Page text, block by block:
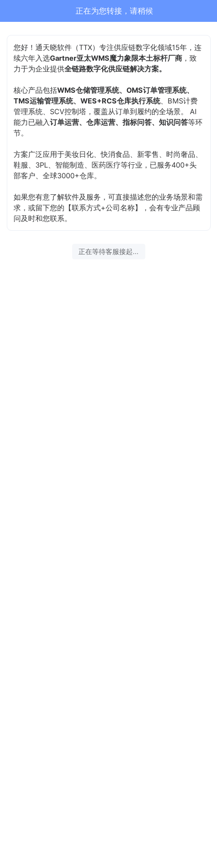
正在为您转接，请稍候
您好！通天晓软件（TTX）专注供应链数字化领域15年，连
续六年入选Gartner亚太WMS魔力象限本土标杆厂商 ，致
力于为企业提供全链路数字化供应链解决方案。
核心产品包括WMS仓储管理系统、OMS订单管理系统、
TMS运输管理系统、WES+RCS仓库执行系统、BMS计费
管理系统、SCV控制塔，覆盖从订单到履约的全场景。 AI
能力已融入订单运营、仓库运营、指标问答、知识问答等环
节。
方案广泛应用于美妆日化、快消食品、新零售、时尚奢品、
鞋服、3PL、智能制造、医药医疗等行业，已服务400+头
部客户、全球3000+仓库。
如果您有意了解软件及服务，可直接描述您的业务场景和需
求，或留下您的【联系方式+公司名称】，会有专业产品顾
问及时和您联系。
正在等待客服接起...